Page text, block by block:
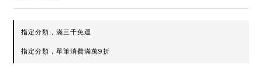
指定分類，滿三千免運
指定分類，單筆消費滿萬9折